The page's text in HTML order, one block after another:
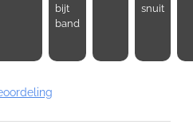
bijt
band
snuit